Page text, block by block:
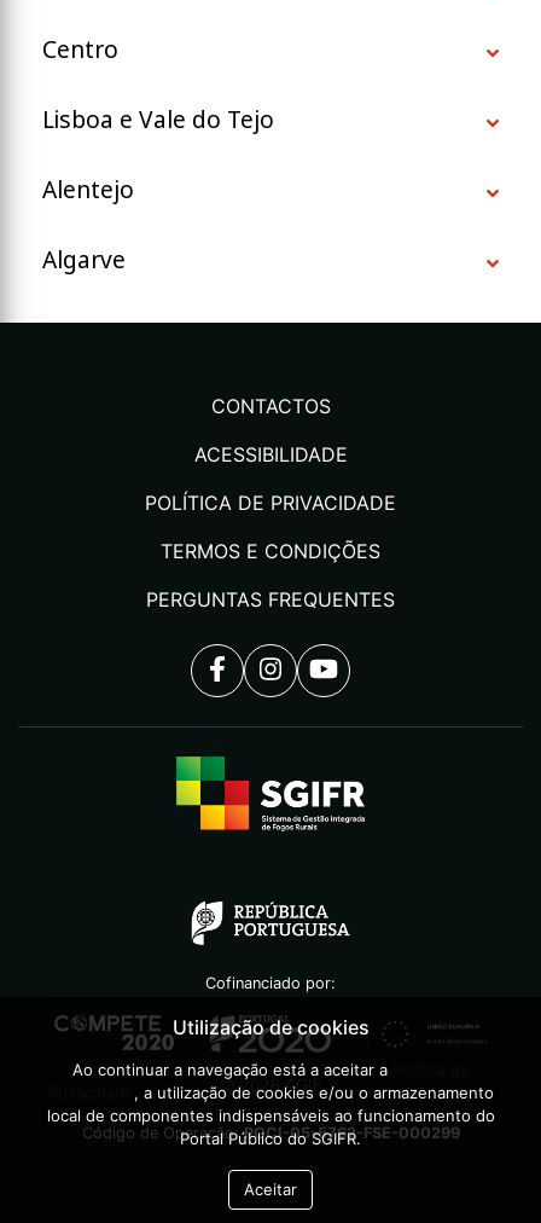
Centro
Lisboa e Vale do Tejo
Alentejo
Algarve
CONTACTOS
ACESSIBILIDADE
POLÍTICA DE PRIVACIDADE
TERMOS E CONDIÇÕES
PERGUNTAS FREQUENTES
Cofinanciado por:
©2026 AGIF
Código de Operação:POCI-05-5762-FSE-000299
Utilização de cookies
Ao continuar a navegação está a aceitar a
, a utilização de cookies e/ou o armazenamento
local de componentes indispensáveis ao funcionamento do
Portal Público do SGIFR.
Aceitar